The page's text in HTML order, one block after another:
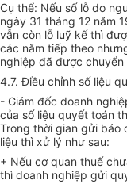
Cụ thể: Nếu số lỗ do
ngày 31 tháng 12 năm
vẫn còn lỗ luỹ kế thì
các năm tiếp theo
nghiệp đã được
4.7. Điều chỉnh số liệu
- Giám đốc doanh
của số liệu quyết toán
Trong thời gian gửi báo
liệu thì xử lý như sau:
+ Nếu cơ quan thuế
thì doanh nghiệp gửi